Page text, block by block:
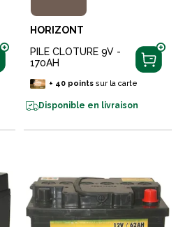
HORIZONT
PILE CLOTURE 9V -
170AH
+ 40pointssur la carte
Disponible en livraison